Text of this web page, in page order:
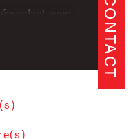
CONTACT
avec